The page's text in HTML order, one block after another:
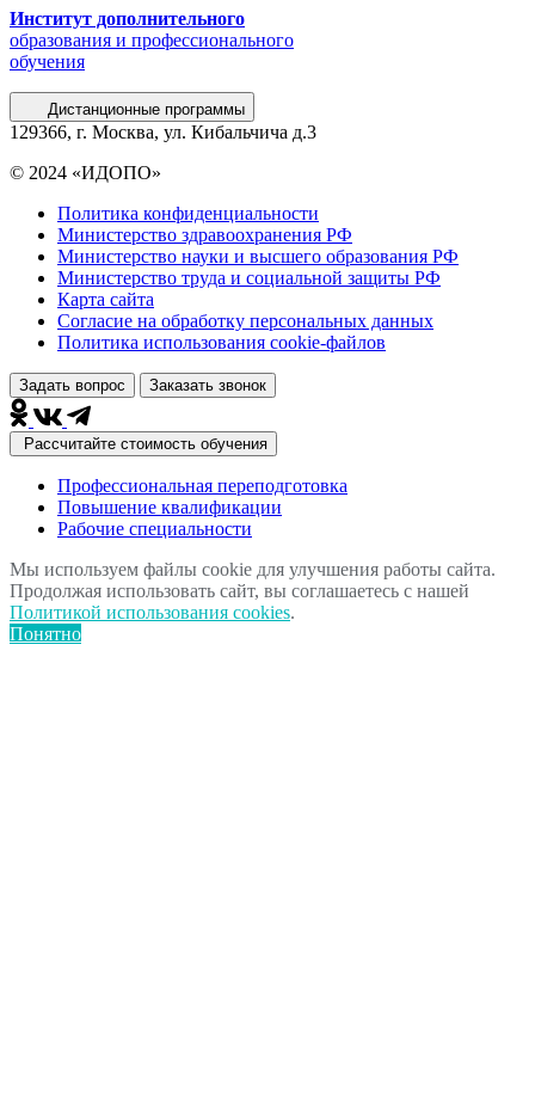
Институт дополнительного
образования и профессионального
обучения
Дистанционные программы
129366, г. Москва, ул. Кибальчича д.3
© 2024 «ИДОПО»
Политика конфиденциальности
Министерство здравоохранения РФ
Министерство науки и высшего образования РФ
Министерство труда и социальной защиты РФ
Карта сайта
Согласие на обработку персональных данных
Политика использования сookie-файлов
Задать вопрос Заказать звонок
Рассчитайте стоимость обучения
Профессиональная переподготовка
Повышение квалификации
Рабочие специальности
Мы используем файлы cookie для улучшения работы сайта.
Продолжая использовать сайт, вы соглашаетесь с нашей
Политикой использования cookies.
Понятно